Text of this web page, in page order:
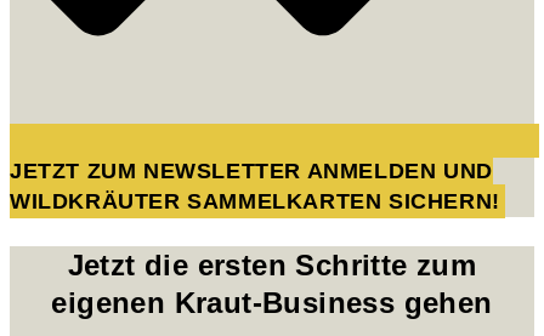
JETZT ZUM NEWSLETTER ANMELDEN UND
WILDKRÄUTER SAMMELKARTEN SICHERN!
Jetzt die ersten Schritte zum
eigenen Kraut-Business gehen